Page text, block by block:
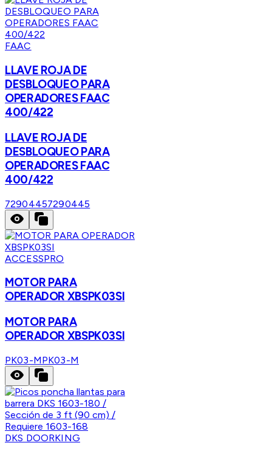
FAAC
LLAVE ROJA DE
DESBLOQUEO PARA
OPERADORES FAAC
400/422
LLAVE ROJA DE
DESBLOQUEO PARA
OPERADORES FAAC
400/422
72904457290445
ACCESSPRO
MOTOR PARA
OPERADOR XBSPK03SI
MOTOR PARA
OPERADOR XBSPK03SI
PK03-MPK03-M
DKS DOORKING